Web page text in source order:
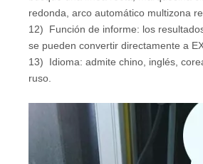
redonda, arco automático multizona
12) Función de informe: los
se pueden convertir directamente a
13) Idioma: admite chino, inglés,
ruso.